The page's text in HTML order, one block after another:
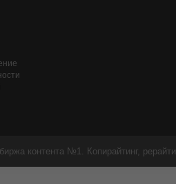
контента №1. Копирайтинг,